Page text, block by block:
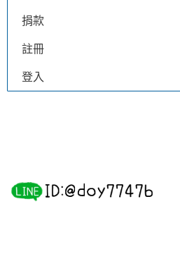
捐款
註冊
登入